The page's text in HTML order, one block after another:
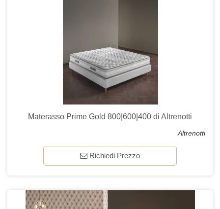
Materasso Prime Gold 800|600|400 di Altrenotti
Altrenotti
Richiedi Prezzo